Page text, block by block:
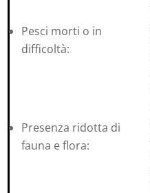
Pesci morti o in
difficoltà:
Presenza ridotta di
fauna e flora: